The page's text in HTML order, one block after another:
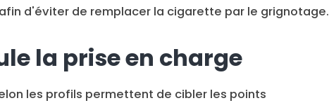
d'éviter de remplacer la cigarette par le grignotage.
la prise en charge
les profils permettent de cibler les points